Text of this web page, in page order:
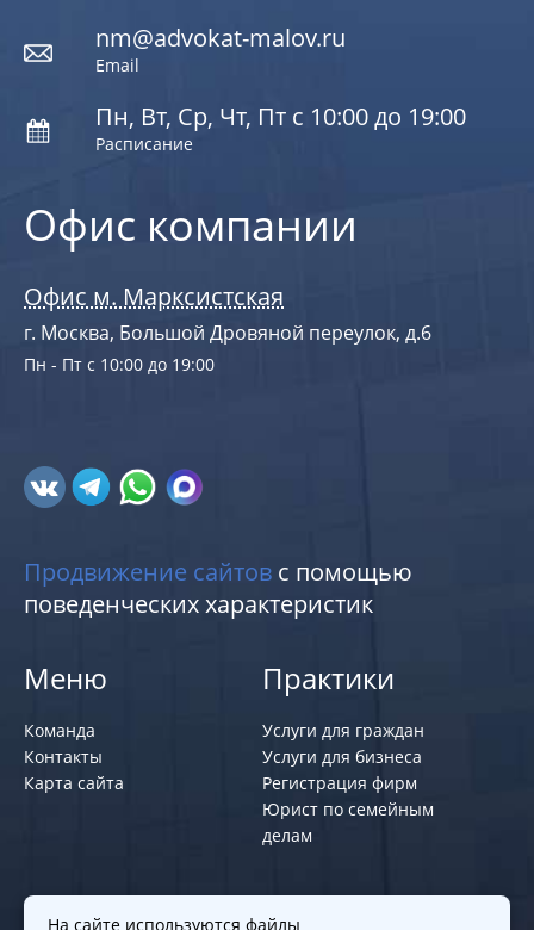
Офис компании
Офис м. Марксистская
г. Москва, Большой Дровяной переулок, д.6
Пн - Пт с 10:00 до 19:00
nm@advokat-malov.ru
Email
Пн, Вт, Ср, Чт, Пт с 10:00 до 19:00
Расписание
Продвижение сайтов с помощью
поведенческих характеристик
Меню
Команда
Контакты
Карта сайта
Практики
Услуги для граждан
Услуги для бизнеса
Регистрация фирм
Юрист по семейным
делам
Политики и правила
На сайте используются файлы